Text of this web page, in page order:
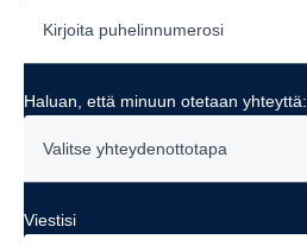
Haluan, että minuun otetaan yhteyttä:
Valitse yhteydenottotapa
Sähköposti
Viestisi